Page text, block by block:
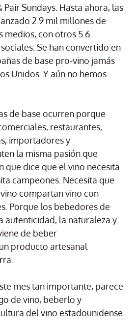
Sundays. Hasta ahora, las
2.9 mil millones de
medios, con otros 5.6
Se han convertido en
de base pro‑vino jamás
Unidos. Y aún no hemos
de base ocurren porque
restaurantes,
importadores y
la misma pasión que
que dice que el vino necesita
campeones. Necesita que
compartan vino con
Porque los bebedores de
autenticidad, la naturaleza y
de beber
producto artesanal
mes tan importante, parece
de vino, beberlo y
del vino estadounidense.